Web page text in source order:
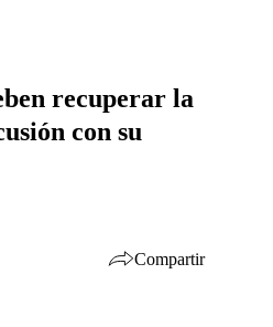
recuperar la
con su
Compartir